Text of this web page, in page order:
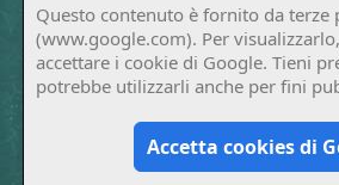
Questo contenuto è fornito da terze
(www.google.com). Per
accettare i cookie di Google. Tieni
potrebbe utilizzarli anche per fini
Accetta cookies di